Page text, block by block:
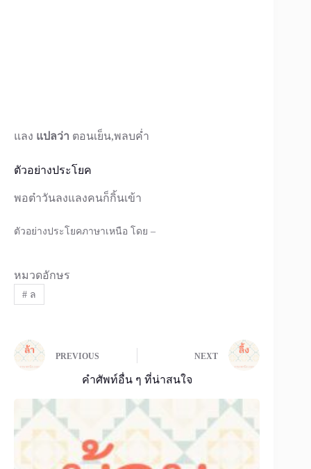
แลง แปลว่า ตอนเย็น,พลบค่ำ
ตัวอย่างประโยค
พอต๋าวันลงแลงคนก็กิ้นเข้า
ตัวอย่างประโยคภาษาเหนือ โดย –
หมวดอักษร
#ล
PREVIOUS NEXT
คำศัพท์อื่น ๆ ที่น่าสนใจ